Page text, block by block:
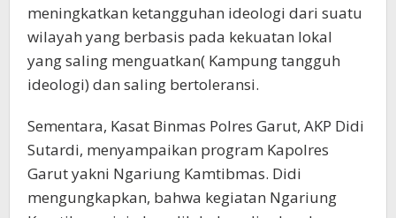
meningkatkan ketangguhan ideologi dari suatu
wilayah yang berbasis pada kekuatan lokal
yang saling menguatkan( Kampung tangguh
ideologi) dan saling bertoleransi.
Sementara, Kasat Binmas Polres Garut, AKP Didi
Sutardi, menyampaikan program Kapolres
Garut yakni Ngariung Kamtibmas. Didi
mengungkapkan, bahwa kegiatan Ngariung